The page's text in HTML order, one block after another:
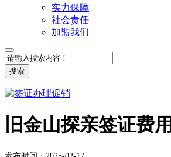
实力保障
社会责任
加盟我们
搜索
旧金山探亲签证费用